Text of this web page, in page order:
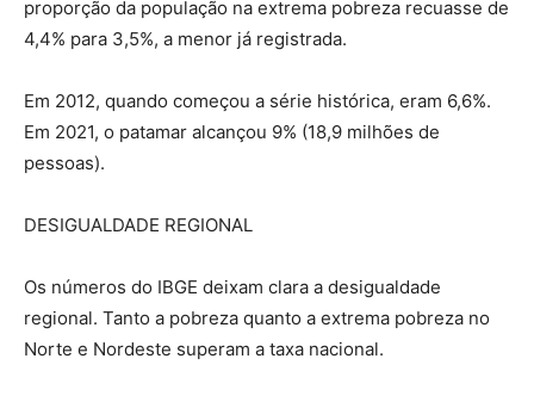
proporção da população na extrema pobreza recuasse de
4,4% para 3,5%, a menor já registrada.
Em 2012, quando começou a série histórica, eram 6,6%.
Em 2021, o patamar alcançou 9% (18,9 milhões de
pessoas).
DESIGUALDADE REGIONAL
Os números do IBGE deixam clara a desigualdade
regional. Tanto a pobreza quanto a extrema pobreza no
Norte e Nordeste superam a taxa nacional.